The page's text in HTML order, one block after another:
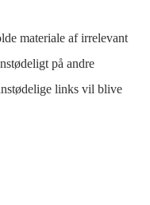
materiale af irrelevant
på andre
links vil blive